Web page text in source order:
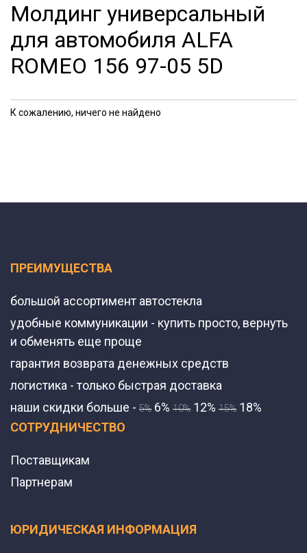
Молдинг универсальный
для автомобиля ALFA
ROMEO 156 97-05 5D
К сожалению, ничего не найдено
ПРЕИМУЩЕСТВА
большой ассортимент автостекла
удобные коммуникации - купить просто, вернуть
и обменять еще проще
гарантия возврата денежных средств
логистика - только быстрая доставка
наши скидки больше - 5% 6% 10% 12% 15% 18%
СОТРУДНИЧЕСТВО
Поставщикам
Партнерам
ЮРИДИЧЕСКАЯ ИНФОРМАЦИЯ